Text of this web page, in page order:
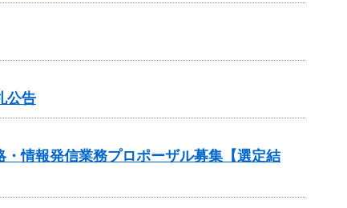
公告
情報発信業務プロポーザル募集【選定結